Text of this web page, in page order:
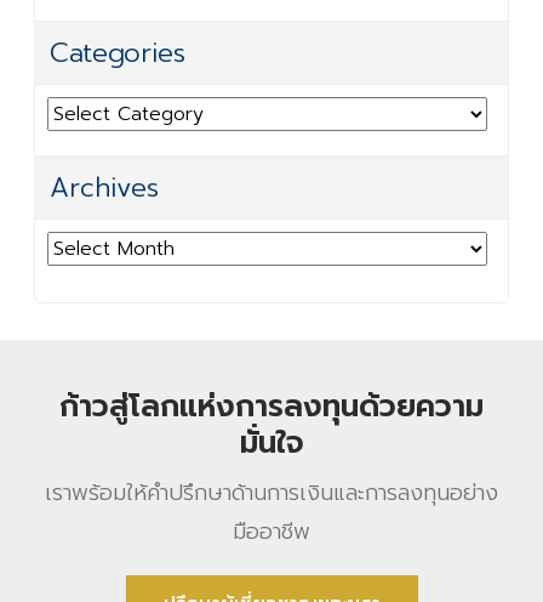
Categories
Categories
Archives
Archives
ก้าวสู่โลกแห่งการลงทุนด้วยความ
มั่นใจ
เราพร้อมให้คําปรึกษาด้านการเงินและการลงทุนอย่าง
มืออาชีพ